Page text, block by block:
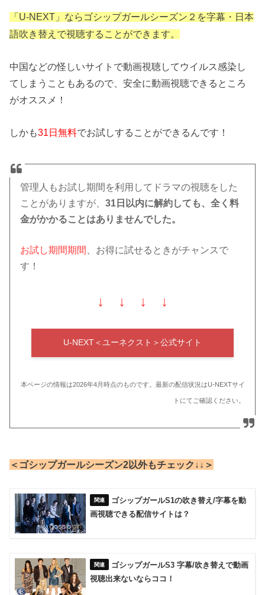
「U-NEXT」ならゴシップガールシーズン２を字幕・日本
語吹き替えで視聴することができます。
中国などの怪しいサイトで動画視聴してウイルス感染し
てしまうこともあるので、安全に動画視聴できるところ
がオススメ！
しかも31日無料でお試しすることができるんです！
管理人もお試し期間を利用してドラマの視聴をした
ことがありますが、31日以内に解約しても、全く料
金がかかることはありませんでした。
お試し期間期間
、お得に試せるときがチャンスで
す！
↓ ↓ ↓ ↓
U-NEXT＜ユーネクスト＞公式サイト
本ページの情報は2026年4月時点のものです。最新の配信状況はU-NEXTサイ
トにてご確認ください。
＜ゴシップガールシーズン2以外もチェック↓↓＞
ゴシップガールS1の吹き替え/字幕を動
画視聴できる配信サイトは？
ゴシップガールS3 字幕/吹き替えで動画
視聴出来ないならココ！